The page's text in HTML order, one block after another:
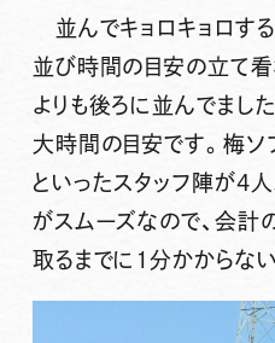
並んでキョロキョロする
並び時間の目安の立て
よりも後ろに並んでまし
大時間の目安です。梅ソ
といったスタッフ陣が4
がスムーズなので、会計
取るまでに1分かからな